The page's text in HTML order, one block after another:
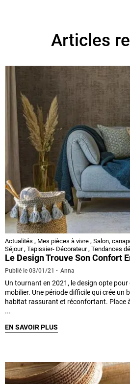
Articles
Actualités , Mes pièces à vivre , Salon,
Séjour, Tapissier- Décorateur, Tendances
Le Design Trouve Son Confort
Publié le 03/01/21 Anna
Un tournant en 2021, le design opte
mobilier. Une période difficile qui crée un
habitat rassurant et réconfortant. Place
...
EN SAVOIR PLUS